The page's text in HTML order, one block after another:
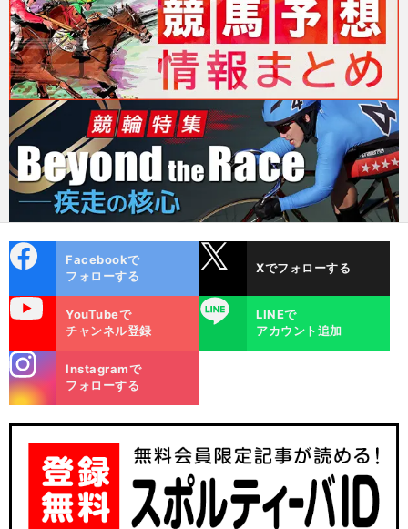
ok
Facebookで
フォローする
Xでフォローする
YouTubeで
チャンネル登録
LINE
LINEで
アカウント追加
m
Instagramで
フォローする